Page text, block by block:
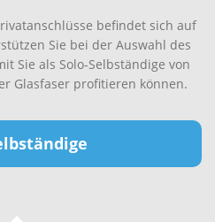
befindet sich auf
Sie bei der Auswahl des
Sie als Solo-Selbständige von
Glasfaser profitieren können.